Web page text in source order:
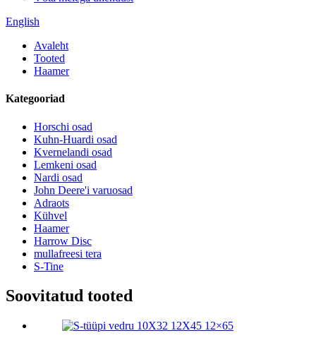
English
Avaleht
Tooted
Haamer
Kategooriad
Horschi osad
Kuhn-Huardi osad
Kvernelandi osad
Lemkeni osad
Nardi osad
John Deere'i varuosad
Adraots
Kühvel
Haamer
Harrow Disc
mullafreesi tera
S-Tine
Soovitatud tooted